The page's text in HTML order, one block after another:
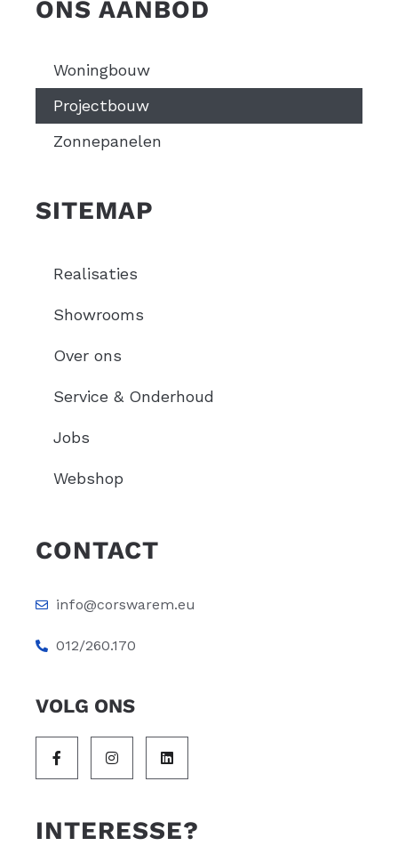
ONS AANBOD
Woningbouw
Projectbouw
Zonnepanelen
SITEMAP
Realisaties
Showrooms
Over ons
Service & Onderhoud
Jobs
Webshop
CONTACT
info@corswarem.eu
012/260.170
VOLG ONS
INTERESSE?